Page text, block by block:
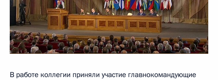
В работе коллегии приняли участие главнокомандующие